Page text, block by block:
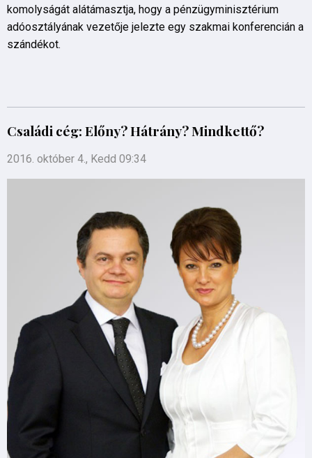
komolyságát alátámasztja, hogy a pénzügyminisztérium
adóosztályának vezetője jelezte egy szakmai konferencián a
szándékot.
Családi cég: Előny? Hátrány? Mindkettő?
2016. október 4., Kedd 09:34